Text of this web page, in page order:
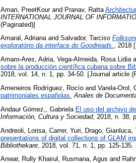
Aman, PreetKourand Pranav, Ratta
INTERNATIONAL JOURNAL OF
(Paginated)]
Amaral, Adrianaand Salvador, Tarciso
exploratório da interface do Goodreads. , 2018
Amaro-Ares, Adria, Vega-Almeida, Rosa Lidia
sobre la producción científica cubana sobre
2018, vol. 14, n. 1, pp. 34-50. [Journal article
Ameneiros Rodríguez, Rocío and Varela-Orol,
patrimoniales españolas. Anales de
Andaur Gómez,, Gabriela El uso del archivo
Información, Cultura y Sociedad, 2018, n. 38,
Andreoli, Lorisa Carrer, Yuri Drago, Gianluca
presentations of digital collections of GLAM
Bibliothekare , 2018, vol. 71, n. 1, pp. 125-
Anwar, Rully Khairul , Rusmana, Agus and